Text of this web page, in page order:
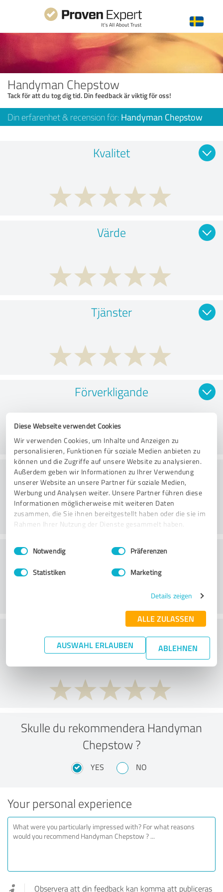
Diese Webseite verwendet Cookies
Wir verwenden Cookies, um Inhalte und Anzeigen zu
personalisieren, Funktionen für soziale Medien anbieten zu
können und die Zugriffe auf unsere Website zu analysieren.
Außerdem geben wir Informationen zu Ihrer Verwendung
unserer Website an unsere Partner für soziale Medien,
Werbung und Analysen weiter. Unsere Partner führen diese
Informationen möglicherweise mit weiteren Daten
zusammen, die Sie ihnen bereitgestellt haben oder die sie im
Rahmen Ihrer Nutzung der Dienste gesammelt haben.
Impressum Datenschutzbestimmungen
Einwilligungsauswahl
Notwendig Präferenzen
Statistiken Marketing
Details zeigen
ALLE ZULASSEN
AUSWAHL ERLAUBEN ABLEHNEN
Handyman Chepstow
Tack för att du tog dig tid. Din feedback är viktig för oss!
Din erfarenhet & recension för: Handyman Chepstow
Kvalitet
Värde
Tjänster
Förverkligande
Rådgivning
Kundservice
What do you think of the price to
performance ratio?
Skulle du rekommendera Handyman
Chepstow ?
YES NO
Your personal experience
Observera att din feedback kan komma att publiceras